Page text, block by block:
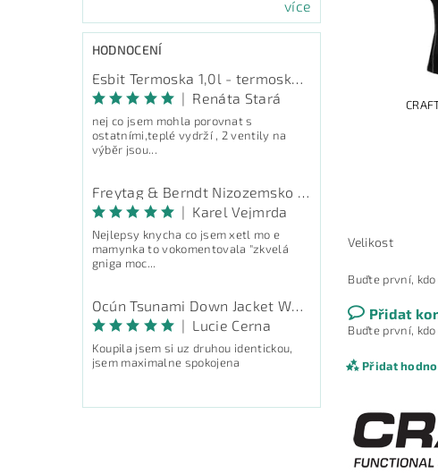
více
HODNOCENÍ
| Renáta Stará
nej co jsem mohla porovnat s
ostatními,teplé vydrží , 2 ventily na
výběr jsou...
| Karel Vejmrda
Nejlepsy knycha co jsem xetl mo e
mamynka to vokomentovala "zkvelá
gniga moc...
| Lucie Cerna
Koupila jsem si uz druhou identickou,
jsem maximalne spokojena
Velikost
Buďte první,
Přidat
Buďte první,
Přidat